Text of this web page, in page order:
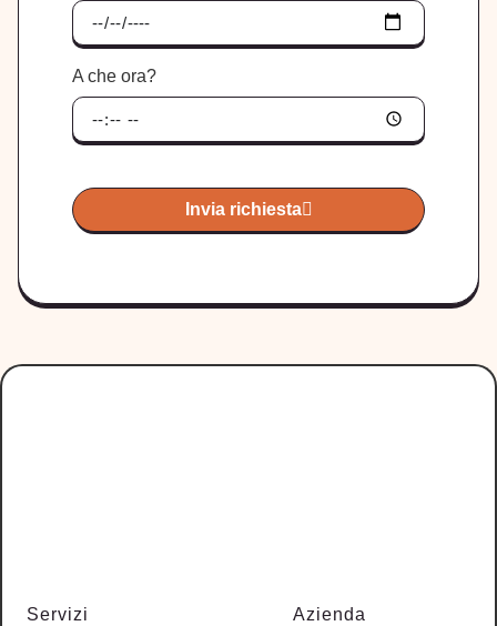
A che ora?
Invia richiesta
Servizi
Azienda